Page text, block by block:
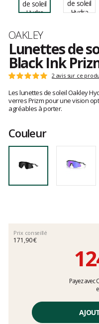
Marque
OAKLEY
Lunettes de
Black Ink
Les
clients
Note
:
5
sur
2 avis sur ce
Les lunettes de soleil Oakley
verres Prizm pour une vision
agréables à porter.
Couleur
Prix conseillé
171,90 €
Payez avec